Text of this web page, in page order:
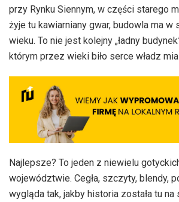
przy Rynku Siennym, w części starego
żyje tu kawiarniany gwar, budowla ma w
wieku. To nie jest kolejny „ładny
którym przez wieki biło serce władz
Najlepsze? To jeden z niewielu
województwie. Cegła, szczyty, blendy,
wygląda tak, jakby historia została tu na